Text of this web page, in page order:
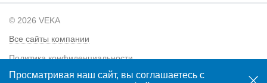
Просматривая наш сайт, вы соглашаетесь с
© 2026 VEKA
Все сайты компании
Политика конфиденциальности
Карта сайта